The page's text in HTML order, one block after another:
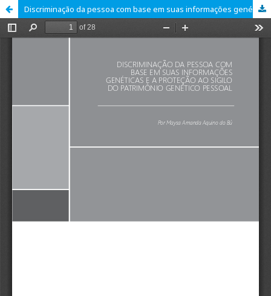
Discriminação da pessoa com base em suas informações genéticas e a proteção ao sigilo do patrimônio genético pessoal